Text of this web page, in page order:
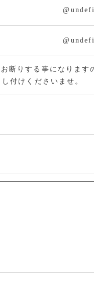
断りする事になります
付けくださいませ。